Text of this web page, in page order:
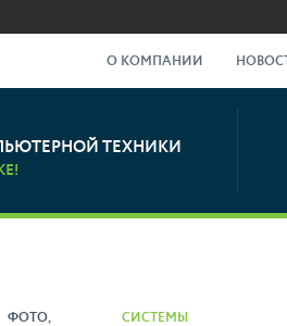
О КОМПАНИИ
ТЕХНИКИ
ФОТО,
СИСТЕМЫ